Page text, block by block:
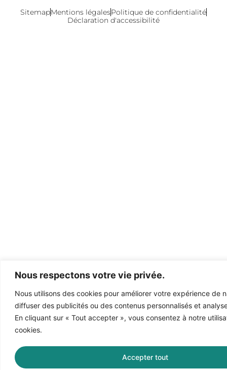
Nous respectons votre vie privée.
Nous utilisons des cookies pour améliorer votre expérience de
diffuser des publicités ou des contenus personnalisés et
En cliquant sur « Tout accepter », vous consentez à notre
cookies.
Accepter tout
SitemapMentions légalesPolitique de confidentialité
Déclaration d'accessibilité